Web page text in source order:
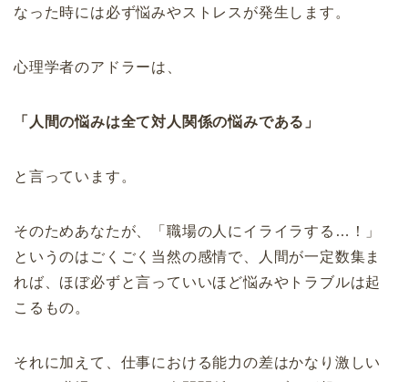
なった時には必ず悩みやストレスが発生します。
心理学者のアドラーは、
「人間の悩みは全て対人関係の悩みである」
と言っています。
そのためあなたが、「職場の人にイライラする…！」
というのはごくごく当然の感情で、人間が一定数集ま
れば、ほぼ必ずと言っていいほど悩みやトラブルは起
こるもの。
それに加えて、仕事における能力の差はかなり激しい